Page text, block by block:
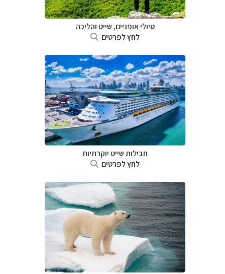
טיולי אופניים, שייט והליכה
לחץ לפרטים
חבילות שייט יוקרתיות
לחץ לפרטים